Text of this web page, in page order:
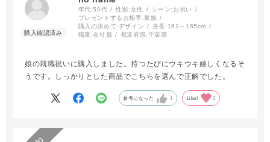
年代:50代 性別:女性 シーン: お祝い
プレゼントするお相手:家族
購入の決めて: デザイン 身長: 161～165cm
職業:会社員 都道府県:千葉県
娘の就職祝いに購入しました。持つたびにウキウキ嬉しくなるそ
うです。しっかりとした商品でこちらを選んで正解でした。
参考になった 1 Like! 2